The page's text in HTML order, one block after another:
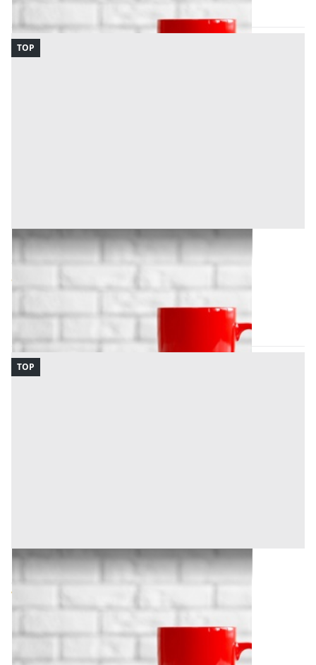
TOP
Bene Generico all'asta a Udine
Offerta minima
3.000 €
Codice asta:
255ca0b6
TOP
Bene Generico all'asta a Udine
Offerta minima
750 €
Codice asta:
5451522c